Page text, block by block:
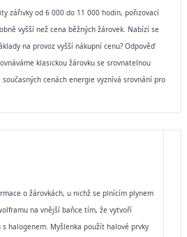
zářivky od 6 000 do 11 000 hodin, pořizovací
vyšší než cena běžných žárovek. Nabízí se
na provoz vyšší nákupní cenu? Odpověď
klasickou žárovku se srovnatelnou
cenách energie vyznívá srovnání pro
o žárovkách, u nichž se plnícím plynem
na vnější baňce tím, že vytvoří
halogenem. Myšlenka použít halové prvky